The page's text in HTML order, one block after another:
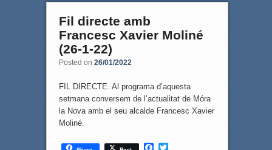
Fil directe amb
Francesc Xavier Moliné
(26-1-22)
Posted on 26/01/2022
FIL DIRECTE. Al programa d’aquesta
setmana conversem de l’actualitat de Móra
la Nova amb el seu alcalde Francesc Xavier
Moliné.
F
T